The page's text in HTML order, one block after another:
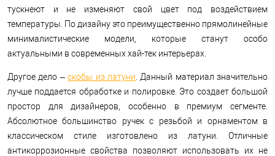
тускнеют и не изменяют свой цвет под воздействием
температуры. По дизайну это преимущественно прямолинейные
минималистические модели, которые станут особо
актуальными в современных хай-тек интерьерах.
Другое дело –скобы из латуни . Данный материал значительно
лучше поддается обработке и полировке. Это создает большой
простор для дизайнеров, особенно в премиум сегменте.
Абсолютное большинство ручек с резьбой и орнаментом в
классическом стиле изготовлено из латуни. Отличные
антикоррозионные свойства позволяют использовать их не